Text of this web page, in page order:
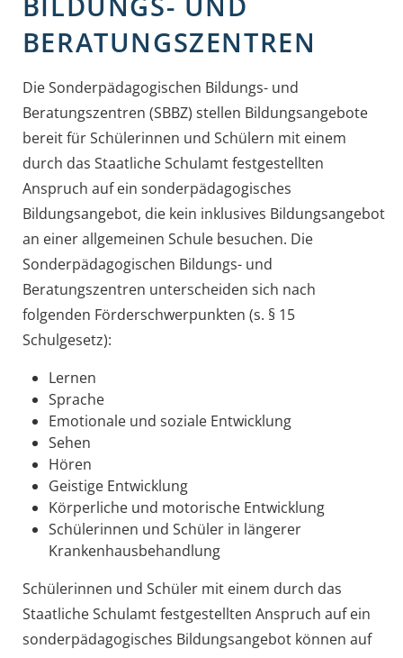
BERATUNGSZENTREN
Die Sonderpädagogischen Bildungs- und
Beratungszentren (SBBZ) stellen Bildungsangebote
bereit für Schülerinnen und Schülern mit einem
durch das Staatliche Schulamt festgestellten
Anspruch auf ein sonderpädagogisches
Bildungsangebot, die kein inklusives Bildungsangebot
an einer allgemeinen Schule besuchen. Die
Sonderpädagogischen Bildungs- und
Beratungszentren unterscheiden sich nach
folgenden Förderschwerpunkten (s. § 15
Schulgesetz):
Lernen
Sprache
Emotionale und soziale Entwicklung
Sehen
Hören
Geistige Entwicklung
Körperliche und motorische Entwicklung
Schülerinnen und Schüler in längerer
Krankenhausbehandlung
Schülerinnen und Schüler mit einem durch das
Staatliche Schulamt festgestellten Anspruch auf ein
sonderpädagogisches Bildungsangebot können auf